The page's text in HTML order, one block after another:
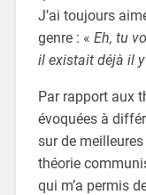
J’ai toujours
genre : « Eh, tu
il existait déjà il
Par rapport aux
évoquées à
sur de
théorie
qui m’a permis